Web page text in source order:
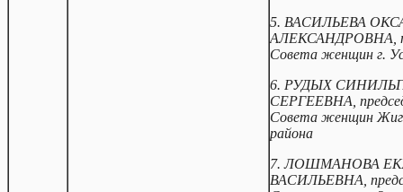
5. ВАСИЛЬЕВА
АЛЕКСАНДРОВНА,
Совета женщин г.
6. РУДЫХ
СЕРГЕЕВНА,
Совета женщин
района
7. ЛОШМАНОВА
ВАСИЛЬЕВНА,